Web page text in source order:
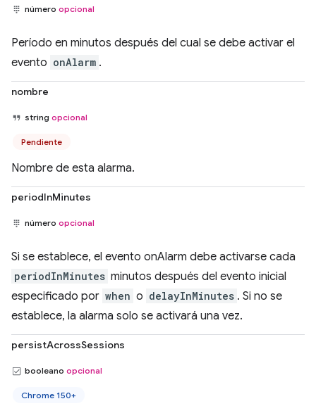
número opcional
Período en minutos después del cual se debe activar el
evento onAlarm .
nombre
string opcional
Pendiente
Nombre de esta alarma.
periodInMinutes
número opcional
Si se establece, el evento onAlarm debe activarse cada
periodInMinutes minutos después del evento inicial
especificado por when o delayInMinutes . Si no se
establece, la alarma solo se activará una vez.
persistAcrossSessions
booleano opcional
Chrome 150+